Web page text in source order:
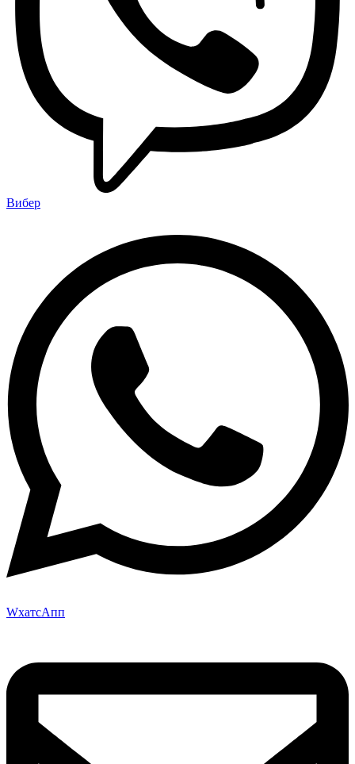
Вибер
WхатсАпп